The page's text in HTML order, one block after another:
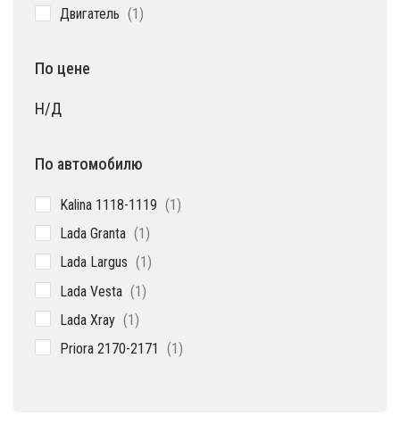
Двигатель 11
По цене
Н/Д
По автомобилю
Kalina 1118-1119 11
Lada Granta 1 1
Lada Largus 1 1
Lada Vesta 11
Lada Xray 11
Priora 2170-2171 11